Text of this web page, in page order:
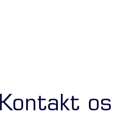
Kontakt os